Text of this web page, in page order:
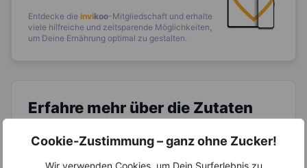
Cookie-Zustimmung – ganz ohne Zucker!
Wir verwenden Cookies, um Dein Surferlebnis zu
Entdecke die invikoo-Mitgliedschaft und erhalte
viele hilfreiche und zeitsparende Möglichkeiten,
um Deine Ernährung optimal zu gestalten.
Erfahre mehr über die Zutaten